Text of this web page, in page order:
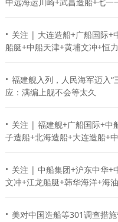
中远海运川崎+武昌造船+七一
· 关注 | 大连造船+广船国际+
船艇+中船天津+黄埔文冲+恒
· 福建舰入列，人民海军迈入“
应：满编上舰不会等太久
· 关注 | 福建舰+广船国际+中
子造船+北海造船+大连造船+
· 关注 | 中船集团+沪东中华+
文冲+江龙船艇+韩华海洋+海
· 美对中国造船等301调查措施